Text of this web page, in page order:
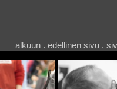
alkuun . edellinen sivu .